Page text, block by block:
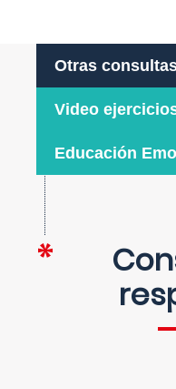
Otras
Video
Educación